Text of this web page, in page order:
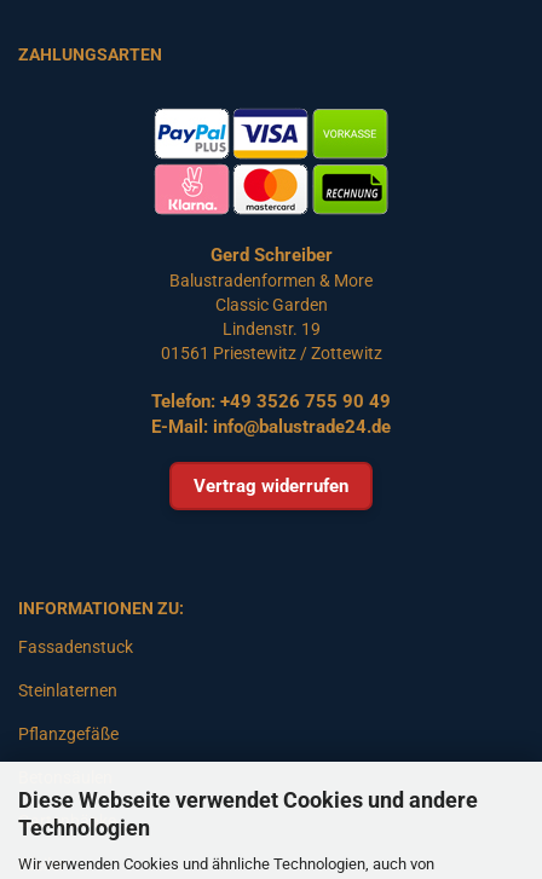
Diese Webseite verwendet Cookies und andere
Technologien
Wir verwenden Cookies und ähnliche Technologien, auch von
ZAHLUNGSARTEN
Gerd Schreiber
Balustradenformen & More
Classic Garden
Lindenstr. 19
01561 Priestewitz / Zottewitz
Telefon: +49 3526 755 90 49
E-Mail: info@balustrade24.de
Vertrag widerrufen
INFORMATIONEN ZU:
Fassadenstuck
Steinlaternen
Pflanzgefäße
Gartenbänke
Pfeiler